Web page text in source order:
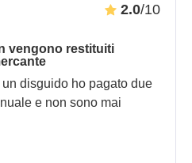
2.0/10
vengono restituiti
disguido ho pagato due
e non sono mai